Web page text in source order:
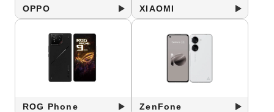
OPPO XIAOMI
ROG Phone ZenFone